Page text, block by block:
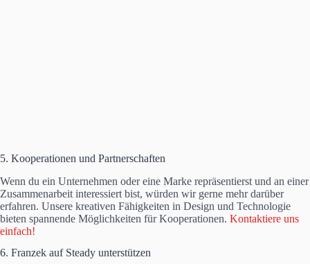
5. Kooperationen und Partnerschaften
Wenn du ein Unternehmen oder eine Marke repräsentierst und an einer
Zusammenarbeit interessiert bist, würden wir gerne mehr darüber
erfahren. Unsere kreativen Fähigkeiten in Design und Technologie
bieten spannende Möglichkeiten für Kooperationen. Kontaktiere uns
einfach!
6. Franzek auf Steady unterstützen